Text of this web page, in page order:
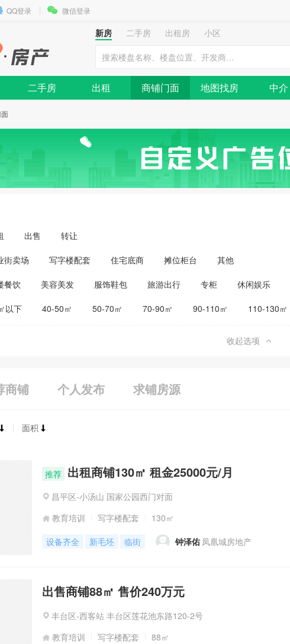
QQ登录 微信登录
新房 二手房 出租房
小区
二手房 出租 商铺门面 地图找房 中介
出售 转让
街卖场 写字楼配套 住宅底商 摊位柜台 其他
餐饮 美容美发 服饰鞋包 旅游出行 专柜 休闲娱乐
家居建材
以下 40-50㎡ 50-70㎡ 70-90㎡ 90-110㎡ 110-130㎡
收起选项
商铺 个人发布 求铺房源
面积
推荐 出租商铺130㎡ 租金25000元/月
昌平区-小汤山 国家公园西门对面
教育培训
写字楼配套
130㎡
设备齐全
新毛坯 临街 钟泽佑 凤凰城房地产
出售商铺88㎡ 售价240万元
丰台区-西客站 丰台区莲花池东路120-2号
教育培训
写字楼配套
88㎡